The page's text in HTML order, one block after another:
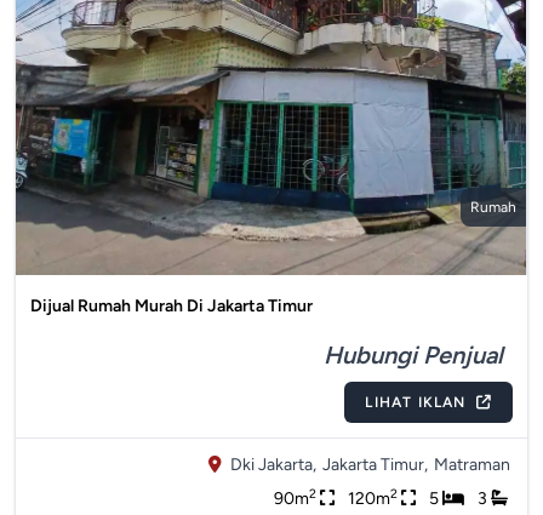
Rumah
Dijual Rumah Murah Di Jakarta Timur
Hubungi Penjual
LIHAT IKLAN
Dki Jakarta, Jakarta Timur, Matraman
90m2 120m2 5 3